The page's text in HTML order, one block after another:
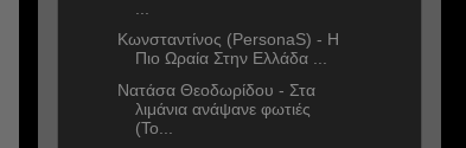
Κωνσταντίνος (PersonaS) - Η
Πιο Ωραία Στην Ελλάδα ...
Νατάσα Θεοδωρίδου - Στα
λιμάνια ανάψανε φωτιές
(Το...